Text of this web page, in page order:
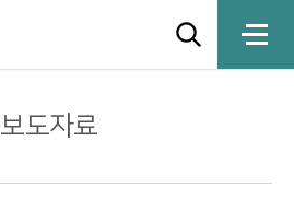
보도자료